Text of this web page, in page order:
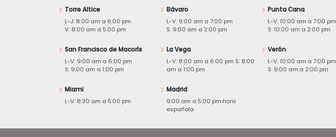
Torre Altice
L-J: 8:00 am a 6:00 pm
V: 8:00 am a 5:00 pm
Bávaro
L-V: 9:00 am a 7:00 pm
S: 9:00 am a 2:00 pm
Punta Cana
L-V: 10:00 am a 7:00 pm
S: 10:00 am a 2:00 pm
San Francisco de Macorís
L-V: 9:00 am a 6:00 pm
S: 9:00 am a 1:00 pm
La Vega
L-V: 8:00 am a 6:00 pm S: 8:00
am a 1:00 pm
Verón
L-V: 10:00 am a 7:00 pm
S: 9:00 am a 2:00 pm
Miami
L-V: 8:30 am a 5:00 pm
Madrid
9:00 am a 5:00 pm hora
española